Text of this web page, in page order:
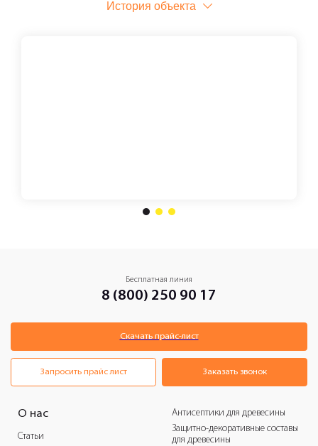
История объекта
1 2 3
Бесплатная линия
8 (800) 250 90 17
Скачать прайс-лист
Запросить прайс лист
О нас
Статьи
Антисептики для древесины
Защитно-декоративные составы
для древесины
Заказать звонок